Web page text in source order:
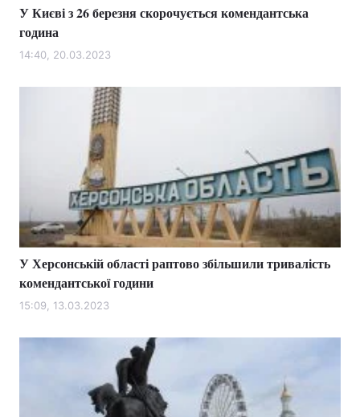
У Києві з 26 березня скорочується комендантська
година
14:40, 20.03.2023
У Херсонській області раптово збільшили тривалість
комендантської години
15:09, 13.03.2023